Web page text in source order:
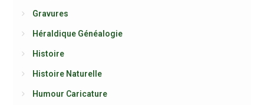
Gravures
Héraldique Généalogie
Histoire
Histoire Naturelle
Humour Caricature